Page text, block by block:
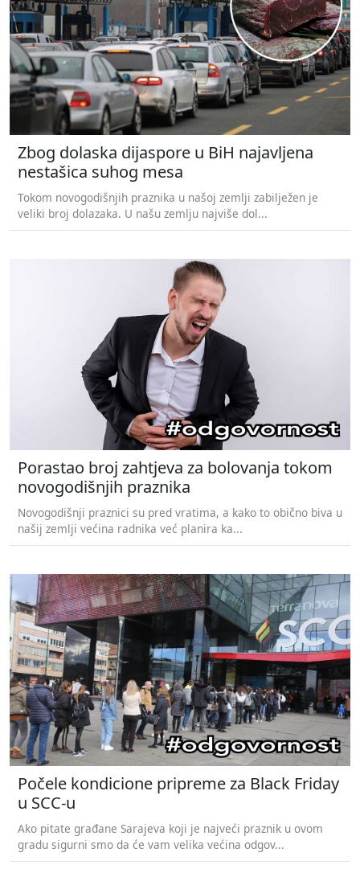
Zbog dolaska dijaspore u BiH najavljena
nestašica suhog mesa
Tokom novogodišnjih praznika u našoj zemlji zabilježen je
veliki broj dolazaka. U našu zemlju najviše dol...
Porastao broj zahtjeva za bolovanja tokom
novogodišnjih praznika
Novogodišnji praznici su pred vratima, a kako to obično biva u
našij zemlji većina radnika već planira ka...
Počele kondicione pripreme za Black Friday
u SCC-u
Ako pitate građane Sarajeva koji je najveći praznik u ovom
gradu sigurni smo da će vam velika većina odgov...